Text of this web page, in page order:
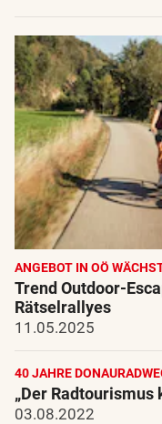
ANGEBOT IN OÖ
Trend Outdoor-
Rätselrallyes
11.05.2025
40 JAHRE
„Der Radtourismus
03.08.2022